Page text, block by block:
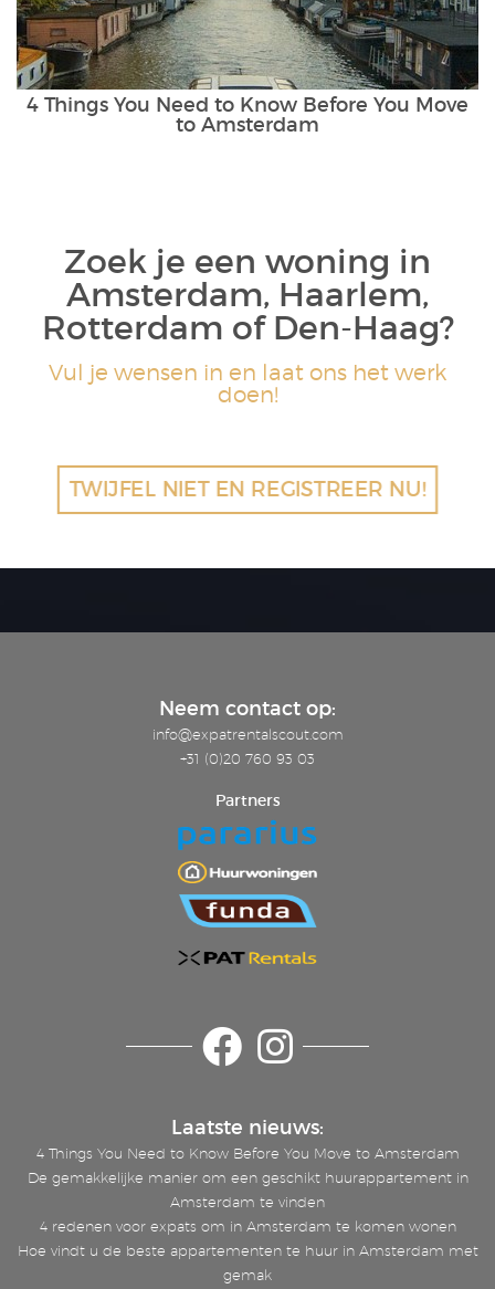
4 Things You Need to Know Before You Move
to Amsterdam
Zoek je een woning in
Amsterdam, Haarlem,
Rotterdam of Den-Haag?
Vul je wensen in en laat ons het werk
doen!
TWIJFEL NIET EN REGISTREER NU!
Neem contact op:
info@expatrentalscout.com
+31 (0)20 760 93 03
Partners
Laatste nieuws:
4 Things You Need to Know Before You Move to Amsterdam
De gemakkelijke manier om een geschikt huurappartement in
Amsterdam te vinden
4 redenen voor expats om in Amsterdam te komen wonen
Hoe vindt u de beste appartementen te huur in Amsterdam met
gemak